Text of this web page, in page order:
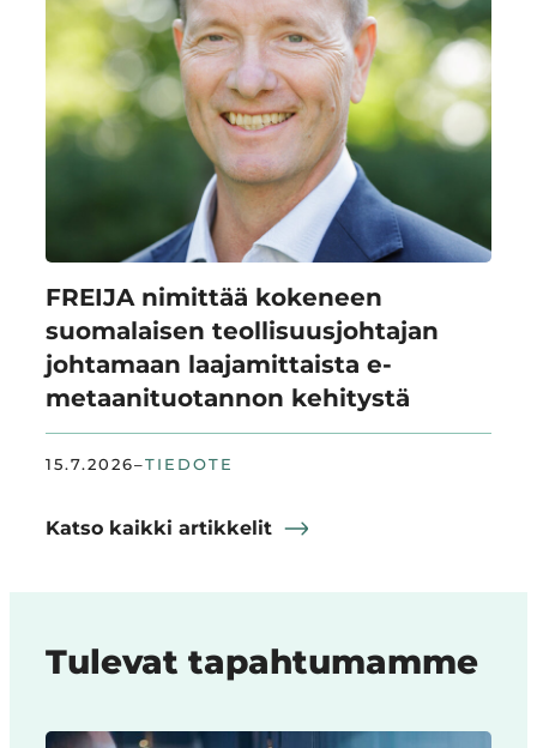
FREIJA nimittää kokeneen
suomalaisen teollisuusjohtajan
johtamaan laajamittaista e-
metaanituotannon kehitystä
15.7.2026–TIEDOTE
Katso kaikki artikkelit
Tulevat tapahtumamme